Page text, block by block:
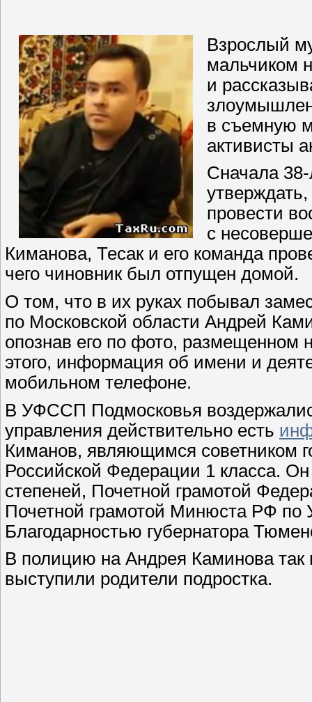
Взрослый
мальчиком
и
в съемную
активисты
Сначала
провести
с
Киманова, Тесак и его команда
чего чиновник был отпущен домой.
О том, что в их руках побывал
по Московской области Андрей
опознав его по фото,
этого, информация об имени и
мобильном телефоне.
В УФССП Подмосковья
управления действительно есть
Киманов, являющимся советником
Российской Федерации 1 класса.
степеней, Почетной грамотой
Почетной грамотой Минюста РФ по
Благодарностью губернатора
В полицию на Андрея Каминова так
выступили родители подростка.